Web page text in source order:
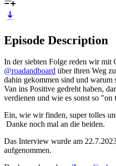
Episode Description
In der siebten Folge reden wir mit
@roadandboard über ihren Weg
dahin gekommen sind und
Van ins Positive gedreht haben,
verdienen und wie es sonst so "on
Ein, wie wir finden, super tolles
Danke noch mal an die beiden.
Das Interview wurde am
aufgenommen.